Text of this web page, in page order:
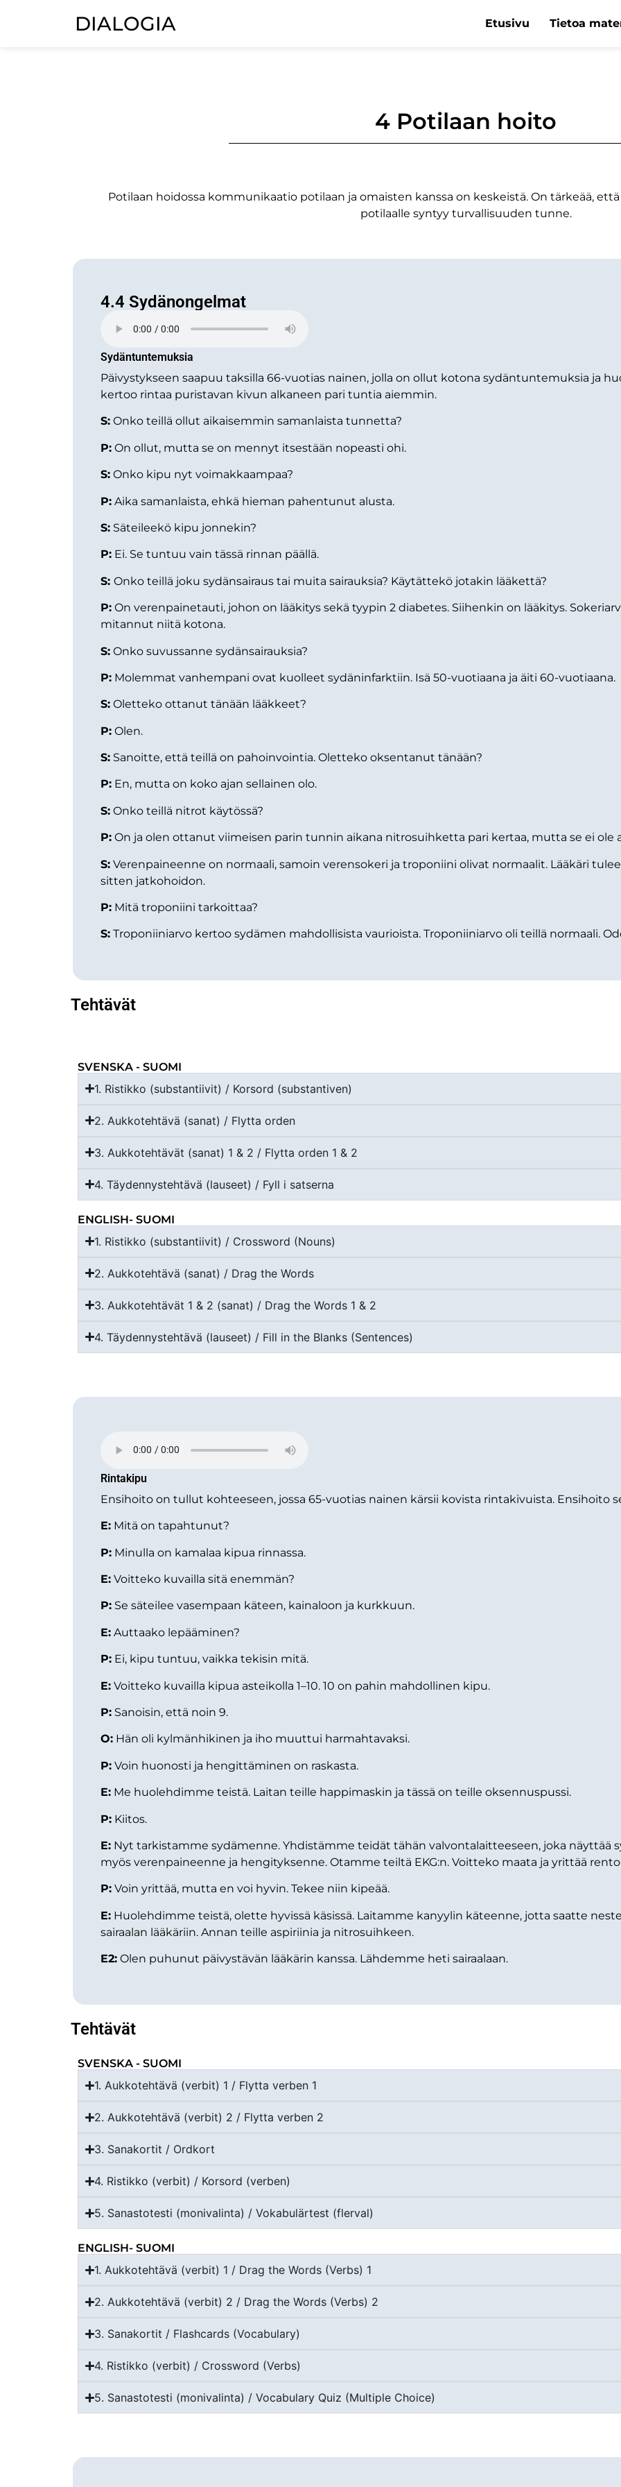
DIALOGIA Etusivu Tietoa
4 Potilaan hoito
Potilaan hoidossa kommunikaatio potilaan ja omaisten kanssa on keskeistä. On tärkeää,
potilaalle syntyy turvallisuuden tunne.
4.4 Sydänongelmat
Sydäntuntemuksia
Päivystykseen saapuu taksilla 66-vuotias nainen, jolla on ollut kotona sydäntuntemuksia ja
kertoo rintaa puristavan kivun alkaneen pari tuntia aiemmin.
S: Onko teillä ollut aikaisemmin samanlaista tunnetta?
P: On ollut, mutta se on mennyt itsestään nopeasti ohi.
S: Onko kipu nyt voimakkaampaa?
P: Aika samanlaista, ehkä hieman pahentunut alusta.
S: Säteileekö kipu jonnekin?
P: Ei. Se tuntuu vain tässä rinnan päällä.
S: Onko teillä joku sydänsairaus tai muita sairauksia? Käytättekö jotakin lääkettä?
P: On verenpainetauti, johon on lääkitys sekä tyypin 2 diabetes. Siihenkin on lääkitys.
mitannut niitä kotona.
S: Onko suvussanne sydänsairauksia?
P: Molemmat vanhempani ovat kuolleet sydäninfarktiin. Isä 50-vuotiaana ja äiti 60-vuotiaana.
S: Oletteko ottanut tänään lääkkeet?
P: Olen.
S: Sanoitte, että teillä on pahoinvointia. Oletteko oksentanut tänään?
P: En, mutta on koko ajan sellainen olo.
S: Onko teillä nitrot käytössä?
P: On ja olen ottanut viimeisen parin tunnin aikana nitrosuihketta pari kertaa, mutta se ei ole
S: Verenpaineenne on normaali, samoin verensokeri ja troponiini olivat normaalit. Lääkäri
sitten jatkohoidon.
P: Mitä troponiini tarkoittaa?
S: Troponiiniarvo kertoo sydämen mahdollisista vaurioista. Troponiiniarvo oli teillä normaali.
Tehtävät
SVENSKA - SUOMI
1. Ristikko (substantiivit) / Korsord (substantiven)
2. Aukkotehtävä (sanat) / Flytta orden
3. Aukkotehtävät (sanat) 1 & 2 / Flytta orden 1 & 2
4. Täydennystehtävä (lauseet) / Fyll i satserna
ENGLISH- SUOMI
1. Ristikko (substantiivit) / Crossword (Nouns)
2. Aukkotehtävä (sanat) / Drag the Words
3. Aukkotehtävät 1 & 2 (sanat) / Drag the Words 1 & 2
4. Täydennystehtävä (lauseet) / Fill in the Blanks (Sentences)
Rintakipu
Ensihoito on tullut kohteeseen, jossa 65-vuotias nainen kärsii kovista rintakivuista. Ensihoito
E: Mitä on tapahtunut?
P: Minulla on kamalaa kipua rinnassa.
E: Voitteko kuvailla sitä enemmän?
P: Se säteilee vasempaan käteen, kainaloon ja kurkkuun.
E: Auttaako lepääminen?
P: Ei, kipu tuntuu, vaikka tekisin mitä.
E: Voitteko kuvailla kipua asteikolla 1–10. 10 on pahin mahdollinen kipu.
P: Sanoisin, että noin 9.
O: Hän oli kylmänhikinen ja iho muuttui harmahtavaksi.
P: Voin huonosti ja hengittäminen on raskasta.
E: Me huolehdimme teistä. Laitan teille happimaskin ja tässä on teille oksennuspussi.
P: Kiitos.
E: Nyt tarkistamme sydämenne. Yhdistämme teidät tähän valvontalaitteeseen, joka näyttää
myös verenpaineenne ja hengityksenne. Otamme teiltä EKG:n. Voitteko maata ja yrittää
P: Voin yrittää, mutta en voi hyvin. Tekee niin kipeää.
E: Huolehdimme teistä, olette hyvissä käsissä. Laitamme kanyylin käteenne, jotta saatte
sairaalan lääkäriin. Annan teille aspiriinia ja nitrosuihkeen.
E2: Olen puhunut päivystävän lääkärin kanssa. Lähdemme heti sairaalaan.
Tehtävät
SVENSKA - SUOMI
1. Aukkotehtävä (verbit) 1 / Flytta verben 1
2. Aukkotehtävä (verbit) 2 / Flytta verben 2
3. Sanakortit / Ordkort
4. Ristikko (verbit) / Korsord (verben)
5. Sanastotesti (monivalinta) / Vokabulärtest (flerval)
ENGLISH- SUOMI
1. Aukkotehtävä (verbit) 1 / Drag the Words (Verbs) 1
2. Aukkotehtävä (verbit) 2 / Drag the Words (Verbs) 2
3. Sanakortit / Flashcards (Vocabulary)
4. Ristikko (verbit) / Crossword (Verbs)
5. Sanastotesti (monivalinta) / Vocabulary Quiz (Multiple Choice)